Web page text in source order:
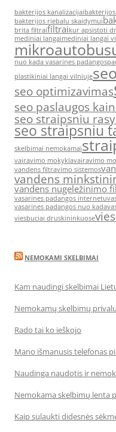
bakterijos kanalizacijai
bakterijos riebalu skaidymui
brita filtraifiltraikur apsistoti
mediniai langaimediniai langai
nuo kada vasarines padangos
plastikiniai langai vilniujeseo
seo optimizavimas
seo paslaugos
seo straipsniu
seo straipsniu
skelbimai nemokamai
vairavimo mokyklavairavimo
vandens filtravimo sistemos
vandens
vandens nugeležinimo
vasarines padangos internetu
vasarines padangos nuo kada
viesbuciai druskininkuose
NEMOKAMI SKELBIMAI
Kam naudingi skelbimai
Nemokamų skelbimų
Rado tai ko ieškojo
Mano išmanusis telefonas
Naudinga naudotis ir
Nemokama skelbimų lenta
Kaip sulaukti didesnės